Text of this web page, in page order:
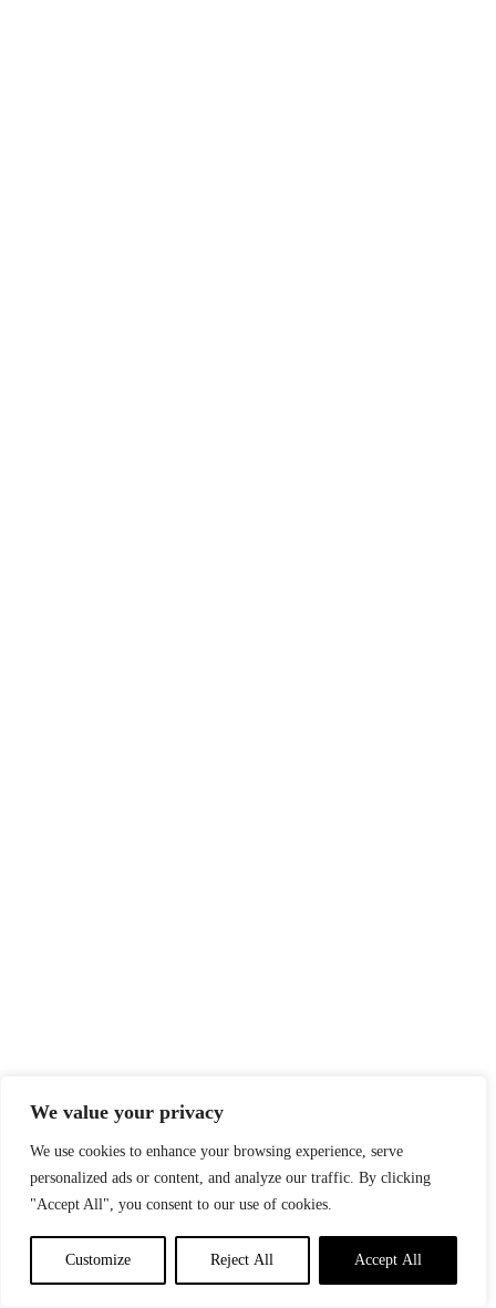
We value your privacy
We use cookies to enhance your browsing experience, serve
personalized ads or content, and analyze our traffic. By clicking
"Accept All", you consent to our use of cookies.
Customize Reject All Accept All